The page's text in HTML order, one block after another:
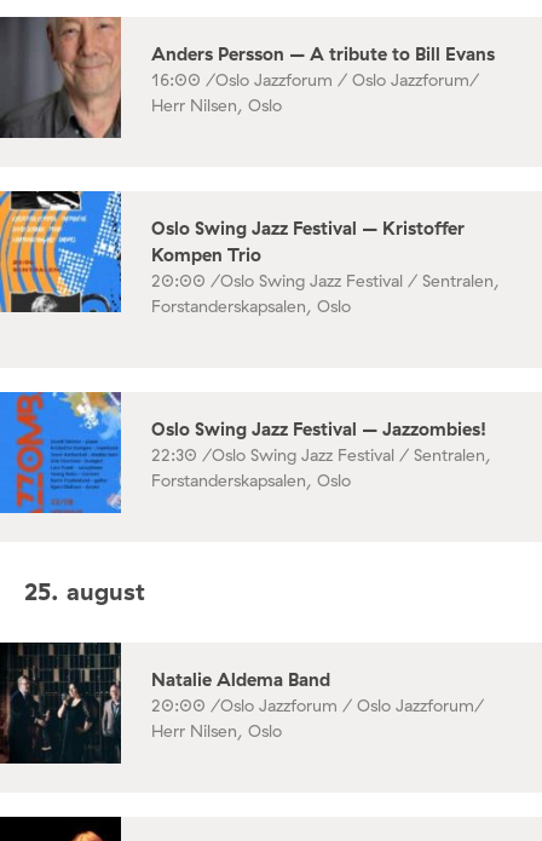
Anders Persson – A tribute to Bill Evans
16:00 /Oslo Jazzforum / Oslo Jazzforum/
Herr Nilsen, Oslo
Oslo Swing Jazz Festival – Kristoffer
Kompen Trio
20:00 /Oslo Swing Jazz Festival / Sentralen,
Forstanderskapsalen, Oslo
Oslo Swing Jazz Festival – Jazzombies!
22:30 /Oslo Swing Jazz Festival / Sentralen,
Forstanderskapsalen, Oslo
25. august
Natalie Aldema Band
20:00 /Oslo Jazzforum / Oslo Jazzforum/
Herr Nilsen, Oslo